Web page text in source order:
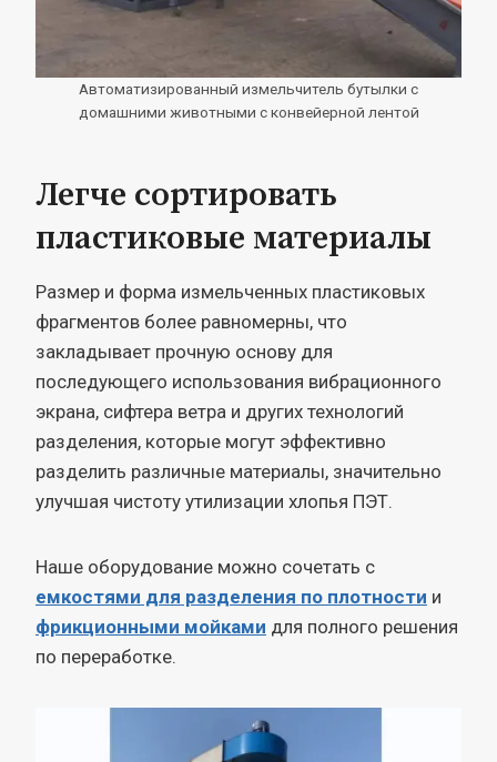
Автоматизированный измельчитель бутылки с
домашними животными с конвейерной лентой
Легче сортировать
пластиковые материалы
Размер и форма измельченных пластиковых
фрагментов более равномерны, что
закладывает прочную основу для
последующего использования вибрационного
экрана, сифтера ветра и других технологий
разделения, которые могут эффективно
разделить различные материалы, значительно
улучшая чистоту утилизации хлопья ПЭТ.
Наше оборудование можно сочетать с
емкостями для разделения по плотности и
фрикционными мойками для полного решения
по переработке.